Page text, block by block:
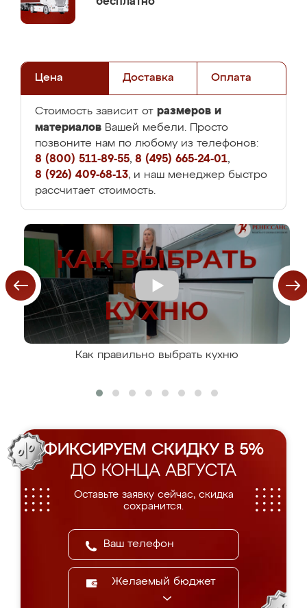
Цена Доставка Оплата
Стоимость зависит от размеров и
материалов Вашей мебели. Просто
позвоните нам по любому из телефонов:
8 (800) 511-89-55, 8 (495) 665-24-01,
8 (926) 409-68-13, и наш менеджер быстро
рассчитает стоимость.
Как правильно выбрать кухню
ФИКСИРУЕМ СКИДКУ В 5%
ДО КОНЦА АВГУСТА
Оставьте заявку сейчас, скидка
сохранится.
Желаемый бюджет